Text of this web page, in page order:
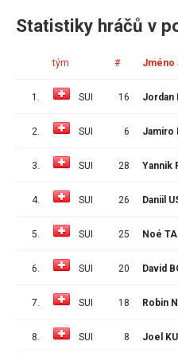
Statistiky hráčů v
tým # Jméno
1. SUI 16 Jordan
2. SUI 6 Jamiro
3. SUI 28 Yannik
4. SUI 26 Daniil
5. SUI 25 Noé
6. SUI 20 David
7. SUI 18 Robin
8. SUI 8 Joel